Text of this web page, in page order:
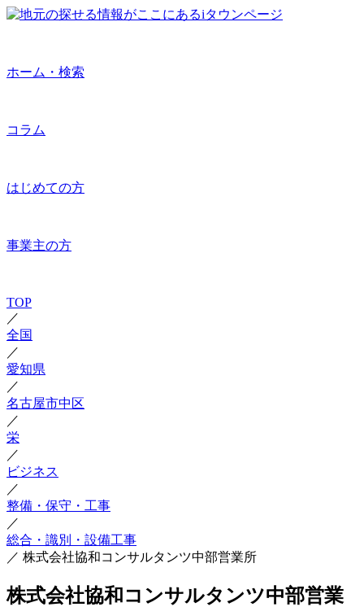
ホーム・検索
コラム
はじめての方
事業主の方
TOP
／
全国
／
愛知県
／
名古屋市中区
／
栄
／
ビジネス
／
整備・保守・工事
／
総合・識別・設備工事
／ 株式会社協和コンサルタンツ中部営業所
株式会社協和コンサルタンツ中部営業